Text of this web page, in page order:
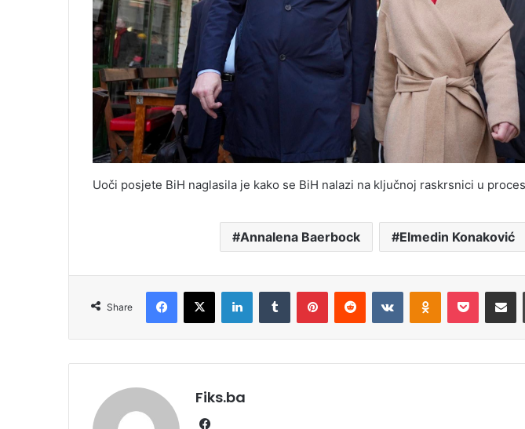
Uoči posjete BiH naglasila je kako se BiH nalazi na ključnoj raskrsnici u
Annalena Baerbock Elmedin Konaković
Share
Facebook
X LinkedInTumblr PinterestReddit VKontakteOdnoklassniki
Pocket
Fiks.ba